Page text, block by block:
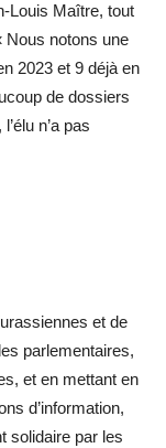
Louis Maître, tout
Nous notons une
2023 et 9 déjà en
de dossiers
n’a pas
et de
parlementaires,
et en mettant en
d’information,
solidaire par les